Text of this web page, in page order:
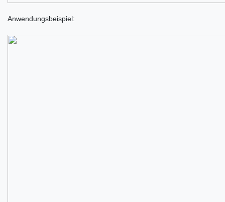
Anwendungsbeispiel: